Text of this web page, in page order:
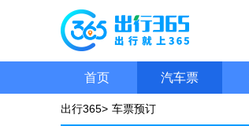
首页 汽车票
出行365> 车票预订